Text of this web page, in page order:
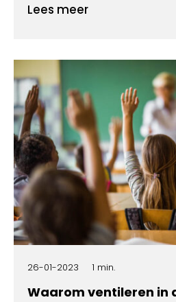
Lees meer
26-01-2023 1 min.
Waarom ventileren in